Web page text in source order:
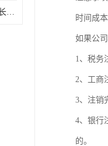
坪山进项留底过多注销 多长时间弄好 效率高 罗湖公司清算注销厂家批发
时间成
如果公
1、税务
2、工商
3、注销
4、银行
的。